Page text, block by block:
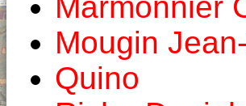
Mougin
Quino